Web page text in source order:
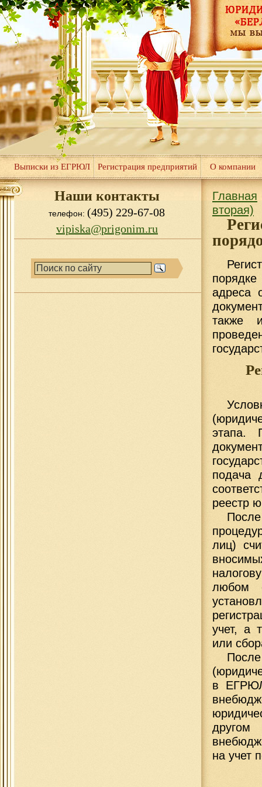
Выписки из ЕГРЮЛ Регистрация предприятий О компании
Наши контакты
телефон:(495) 229-67-08
vipiska@prigonim.ru
Главная
вторая)
адреса
также
этапа.
подача
реестр
лиц)
любом
учет, а
или
в
на учет